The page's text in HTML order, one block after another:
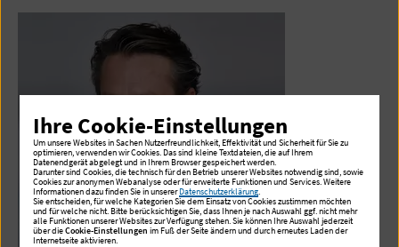
Ihre Cookie-Einstellungen
Um unsere Websites in Sachen Nutzerfreundlichkeit, Effektivität und Sicherheit für Sie zu
optimieren, verwenden wir Cookies. Das sind kleine Textdateien, die auf Ihrem
Datenendgerät abgelegt und in Ihrem Browser gespeichert werden.
Darunter sind Cookies, die technisch für den Betrieb unserer Websites notwendig sind, sowie
Cookies zur anonymen Webanalyse oder für erweiterte Funktionen und Services. Weitere
Informationen dazu finden Sie in unsererDatenschutzerklärung
Sie entscheiden, für welche Kategorien Sie dem Einsatz von Cookies zustimmen möchten
und für welche nicht. Bitte berücksichtigen Sie, dass Ihnen je nach Auswahl ggf. nicht mehr
alle Funktionen unserer Websites zur Verfügung stehen. Sie können Ihre Auswahl jederzeit
über dieCookie-Einstellungen im Fuß der Seite ändern und durch erneutes Laden der
Internetseite aktivieren.